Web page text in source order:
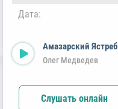
Дата:
Амазарский Ястреб
Олег Медведев
Слушать онлайн